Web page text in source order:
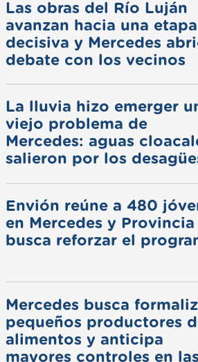
Las obras del Río Luján
avanzan hacia una etapa
decisiva y Mercedes
debate con los vecinos
La lluvia hizo emerger
viejo problema de
Mercedes: aguas
salieron por los
Envión reúne a 480
en Mercedes y Provincia
busca reforzar el
Mercedes busca
pequeños productores
alimentos y anticipa
mayores controles en las